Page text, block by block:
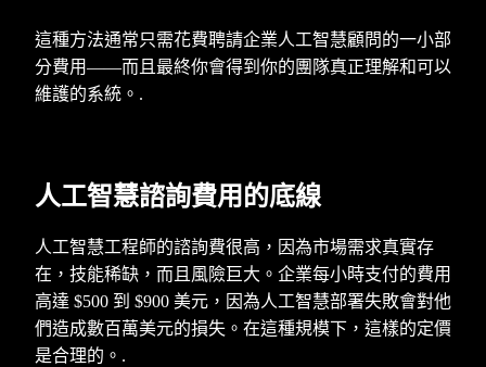
這種方法通常只需花費聘請企業人工智慧顧問的一小部
分費用——而且最終你會得到你的團隊真正理解和可以
維護的系統。.
人工智慧諮詢費用的底線
人工智慧工程師的諮詢費很高，因為市場需求真實存
在，技能稀缺，而且風險巨大。企業每小時支付的費用
高達 $500 到 $900 美元，因為人工智慧部署失敗會對他
們造成數百萬美元的損失。在這種規模下，這樣的定價
是合理的。.